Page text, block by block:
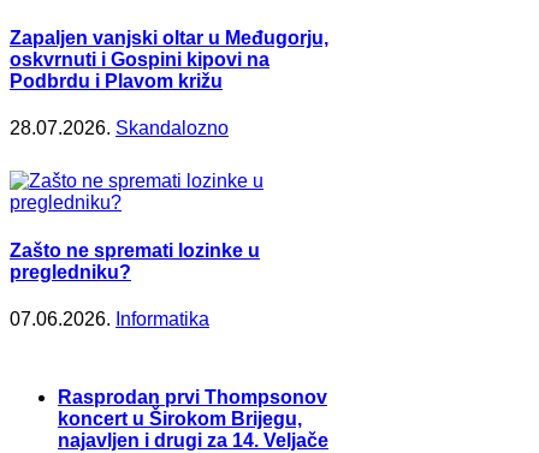
Zapaljen vanjski oltar u Međugorju,
oskvrnuti i Gospini kipovi na
Podbrdu i Plavom križu
28.07.2026. Skandalozno
Zašto ne spremati lozinke u
pregledniku?
07.06.2026. Informatika
Rasprodan prvi Thompsonov
koncert u Širokom Brijegu,
najavljen i drugi za 14. Veljače